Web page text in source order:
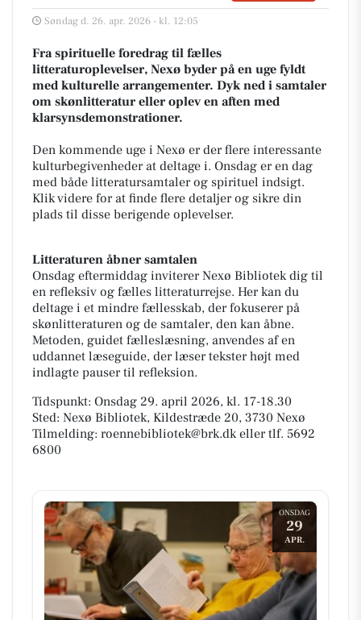
Søndag d. 26. apr. 2026 - kl. 12:05
Fra spirituelle foredrag til fælles
litteraturoplevelser, Nexø byder på en uge fyldt
med kulturelle arrangementer. Dyk ned i samtaler
om skønlitteratur eller oplev en aften med
klarsynsdemonstrationer.
Den kommende uge i Nexø er der flere interessante
kulturbegivenheder at deltage i. Onsdag er en dag
med både litteratursamtaler og spirituel indsigt.
Klik videre for at finde flere detaljer og sikre din
plads til disse berigende oplevelser.
Litteraturen åbner samtalen
Onsdag eftermiddag inviterer Nexø Bibliotek dig til
en refleksiv og fælles litteraturrejse. Her kan du
deltage i et mindre fællesskab, der fokuserer på
skønlitteraturen og de samtaler, den kan åbne.
Metoden, guidet fælleslæsning, anvendes af en
uddannet læseguide, der læser tekster højt med
indlagte pauser til refleksion.
Tidspunkt: Onsdag 29. april 2026, kl. 17-18.30
Sted: Nexø Bibliotek, Kildestræde 20, 3730 Nexø
Tilmelding: roennebibliotek@brk.dk eller tlf. 5692
6800
ONSDAG
29
APR.